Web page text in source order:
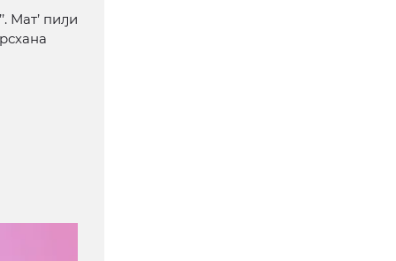
Мат’ пиԓи